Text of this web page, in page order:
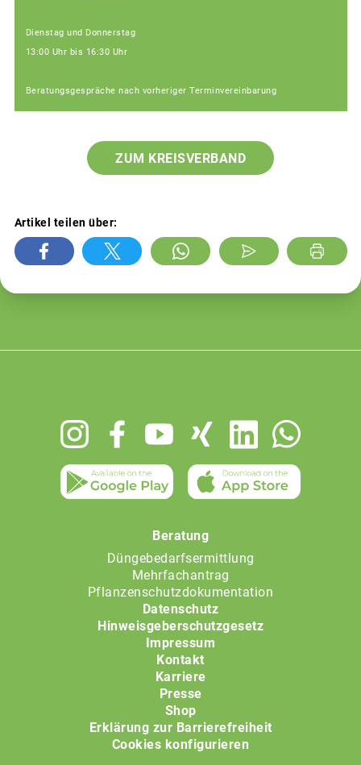
Dienstag und Donnerstag
13:00 Uhr bis 16:30 Uhr
Beratungsgespräche nach vorheriger Terminvereinbarung
ZUM KREISVERBAND
Artikel teilen über:
Beratung
Düngebedarfsermittlung
Mehrfachantrag
Pflanzenschutzdokumentation
Datenschutz
Hinweisgeberschutzgesetz
Impressum
Kontakt
Karriere
Presse
Shop
Erklärung zur Barrierefreiheit
Cookies konfigurieren